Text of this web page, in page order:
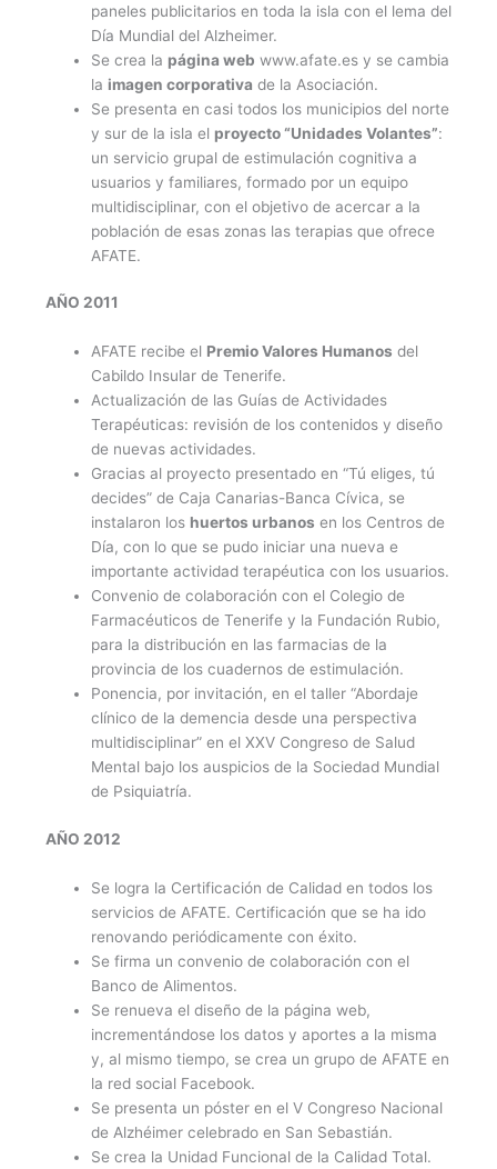
paneles publicitarios en toda la isla con el lema del
Día Mundial del Alzheimer.
Se crea la página web www.afate.es y se cambia
la imagen corporativa de la Asociación.
Se presenta en casi todos los municipios del norte
y sur de la isla el proyecto “Unidades Volantes”:
un servicio grupal de estimulación cognitiva a
usuarios y familiares, formado por un equipo
multidisciplinar, con el objetivo de acercar a la
población de esas zonas las terapias que ofrece
AFATE.
AÑO 2011
AFATE recibe el Premio Valores Humanos del
Cabildo Insular de Tenerife.
Actualización de las Guías de Actividades
Terapéuticas: revisión de los contenidos y diseño
de nuevas actividades.
Gracias al proyecto presentado en “Tú eliges, tú
decides” de Caja Canarias-Banca Cívica, se
instalaron los huertos urbanos en los Centros de
Día, con lo que se pudo iniciar una nueva e
importante actividad terapéutica con los usuarios.
Convenio de colaboración con el Colegio de
Farmacéuticos de Tenerife y la Fundación Rubio,
para la distribución en las farmacias de la
provincia de los cuadernos de estimulación.
Ponencia, por invitación, en el taller “Abordaje
clínico de la demencia desde una perspectiva
multidisciplinar” en el XXV Congreso de Salud
Mental bajo los auspicios de la Sociedad Mundial
de Psiquiatría.
AÑO 2012
Se logra la Certificación de Calidad en todos los
servicios de AFATE. Certificación que se ha ido
renovando periódicamente con éxito.
Se firma un convenio de colaboración con el
Banco de Alimentos.
Se renueva el diseño de la página web,
incrementándose los datos y aportes a la misma
y, al mismo tiempo, se crea un grupo de AFATE en
la red social Facebook.
Se presenta un póster en el V Congreso Nacional
de Alzhéimer celebrado en San Sebastián.
Se crea la Unidad Funcional de la Calidad Total.